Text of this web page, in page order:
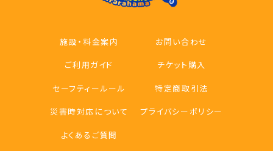
施設・料金案内
ご利用ガイド
セーフティールール
災害時対応について
よくあるご質問
お問い合わせ
チケット購入
特定商取引法
プライバシーポリシー